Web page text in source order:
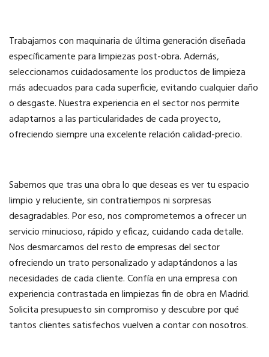
Trabajamos con maquinaria de última generación diseñada
específicamente para limpiezas post-obra. Además,
seleccionamos cuidadosamente los productos de limpieza
más adecuados para cada superficie, evitando cualquier daño
o desgaste. Nuestra experiencia en el sector nos permite
adaptarnos a las particularidades de cada proyecto,
ofreciendo siempre una excelente relación calidad-precio.
Sabemos que tras una obra lo que deseas es ver tu espacio
limpio y reluciente, sin contratiempos ni sorpresas
desagradables. Por eso, nos comprometemos a ofrecer un
servicio minucioso, rápido y eficaz, cuidando cada detalle.
Nos desmarcamos del resto de empresas del sector
ofreciendo un trato personalizado y adaptándonos a las
necesidades de cada cliente. Confía en una empresa con
experiencia contrastada en limpiezas fin de obra en Madrid.
Solicita presupuesto sin compromiso y descubre por qué
tantos clientes satisfechos vuelven a contar con nosotros.